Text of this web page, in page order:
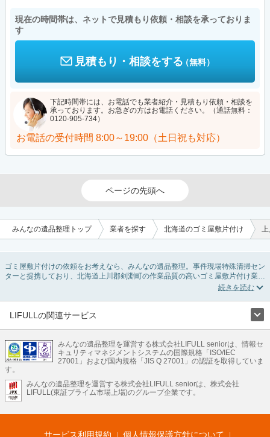
現在の時間帯は、ネットで見積もり依頼・相談を承っておりま
す
見積もり・相談をする（無料）
下記時間帯には、お電話でも業者紹介・見積もり依頼・相談を
承っております。お急ぎの方はお電話ください。（通話無料：
0120-905-734）
お電話の受付時間 8:00～19:00（土日祝も対応）
ページの先頭へ
みんなの遺品整理トップ 業者を探す 北海道のゴミ屋敷片付け
ゴミ屋敷片付けの依頼をお考えなら、みんなの遺品整理。事件現場特殊清掃セン
ターと提携しており、北海道上川郡剣淵町の作業品質の高いゴミ屋敷片付け業者
を掲載しています。汚部屋の片付けに伴う不用品の処分・回収・引き取りから、
など絞り込み条件を利用し検索してみましょう。ゴミ屋敷になってしまう方は高
またお役立ち情報も豊富なので、部屋を埋めつくす大量のゴミを自力で片付ける
方法についてもチェックしてみてください。
LIFULLの関連サービス
不動産・住宅
引越し 老人ホーム 地方創生 ママの就労支援
不動産クラウドファンディング 遺品整理 老後の暮らし情報
LIFULL HOME'Sのサービス
不動産・住宅
不動産査定 マンション専門売却査定 不動産投資 アドバイザー
不動産アーカイブ
空き家バンク 家賃相場 不動産会社
まちむすび
みんなの遺品整理を運営する株式会社LIFULL seniorは、情報セ
キュリティマネジメントシステムの国際規格「ISO/IEC
27001」および国内規格「JIS Q 27001」の認証を取得していま
す。
みんなの遺品整理を運営する株式会社LIFULL seniorは、株式会社
LIFULL(東証プライム市場上場)のグループ企業です。
サービス利用規約 個人情報保護方針について